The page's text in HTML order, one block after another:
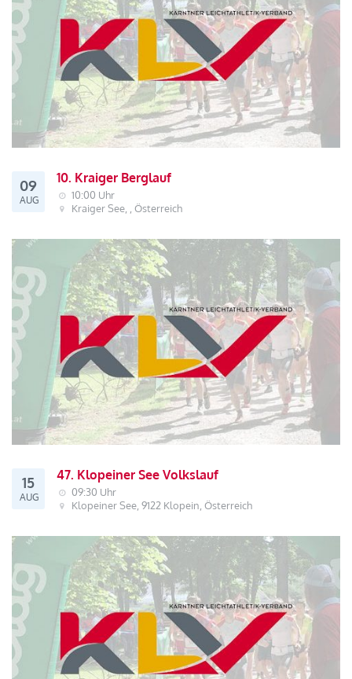
09
AUG
10. Kraiger Berglauf
10:00 Uhr
Kraiger See, , Österreich
15
AUG
47. Klopeiner See Volkslauf
09:30 Uhr
Klopeiner See, 9122 Klopein, Österreich